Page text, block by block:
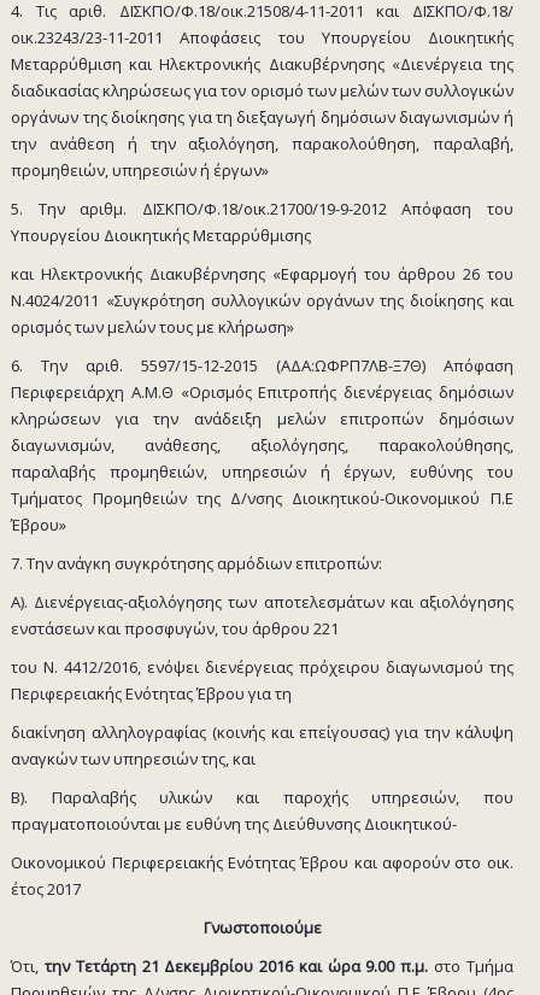
4. Τις αριθ. ΔΙΣΚΠΟ/Φ.18/οικ.21508/4-11-2011 και ΔΙΣΚΠΟ/Φ.18/
οικ.23243/23-11-2011 Αποφάσεις του Υπουργείου Διοικητικής
Μεταρρύθμιση και Ηλεκτρονικής Διακυβέρνησης «Διενέργεια της
διαδικασίας κληρώσεως για τον ορισμό των μελών των συλλογικών
οργάνων της διοίκησης για τη διεξαγωγή δημόσιων διαγωνισμών ή
την ανάθεση ή την αξιολόγηση, παρακολούθηση, παραλαβή,
προμηθειών, υπηρεσιών ή έργων»
5. Την αριθμ. ΔΙΣΚΠΟ/Φ.18/οικ.21700/19-9-2012 Απόφαση του
Υπουργείου Διοικητικής Μεταρρύθμισης
και Ηλεκτρονικής Διακυβέρνησης «Εφαρμογή του άρθρου 26 του
Ν.4024/2011 «Συγκρότηση συλλογικών οργάνων της διοίκησης και
ορισμός των μελών τους με κλήρωση»
6. Την αριθ. 5597/15-12-2015 (ΑΔΑ:ΩΦΡΠ7ΛΒ-Ξ7Θ) Απόφαση
Περιφερειάρχη Α.Μ.Θ «Ορισμός Επιτροπής διενέργειας δημόσιων
κληρώσεων για την ανάδειξη μελών επιτροπών δημόσιων
διαγωνισμών, ανάθεσης, αξιολόγησης, παρακολούθησης,
παραλαβής προμηθειών, υπηρεσιών ή έργων, ευθύνης του
Τμήματος Προμηθειών της Δ/νσης Διοικητικού-Οικονομικού Π.Ε
Έβρου»
7. Την ανάγκη συγκρότησης αρμόδιων επιτροπών:
Α). Διενέργειας-αξιολόγησης των αποτελεσμάτων και αξιολόγησης
ενστάσεων και προσφυγών, του άρθρου 221
του Ν. 4412/2016, ενόψει διενέργειας πρόχειρου διαγωνισμού της
Περιφερειακής Ενότητας Έβρου για τη
διακίνηση αλληλογραφίας (κοινής και επείγουσας) για την κάλυψη
αναγκών των υπηρεσιών της, και
Β). Παραλαβής υλικών και παροχής υπηρεσιών, που
πραγματοποιούνται με ευθύνη της Διεύθυνσης Διοικητικού-
Οικονομικού Περιφερειακής Ενότητας Έβρου και αφορούν στο οικ.
έτος 2017
Γνωστοποιούμε
Ότι,την Τετάρτη 21 Δεκεμβρίου 2016 και ώρα 9.00 π.μ. στο Τμήμα